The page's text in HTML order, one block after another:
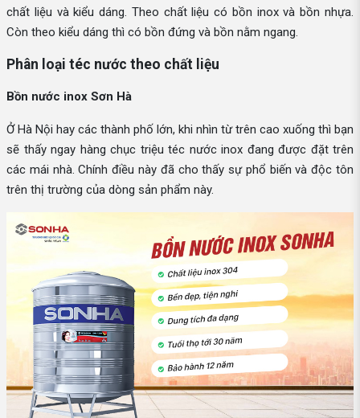
chất liệu và kiểu dáng. Theo chất liệu có bồn inox và bồn nhựa.
Còn theo kiểu dáng thì có bồn đứng và bồn nằm ngang.
Phân loại téc nước theo chất liệu
Bồn nước inox Sơn Hà
Ở Hà Nội hay các thành phố lớn, khi nhìn từ trên cao xuống thì bạn
sẽ thấy ngay hàng chục triệu téc nước inox đang được đặt trên
các mái nhà. Chính điều này đã cho thấy sự phổ biến và độc tôn
trên thị trường của dòng sản phẩm này.